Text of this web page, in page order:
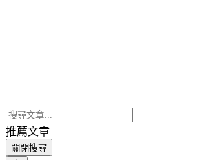
推薦文章
關閉搜尋